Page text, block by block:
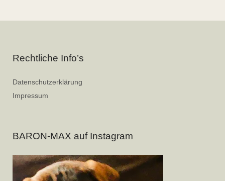
Rechtliche Info’s
Datenschutzerklärung
Impressum
BARON-MAX auf Instagram